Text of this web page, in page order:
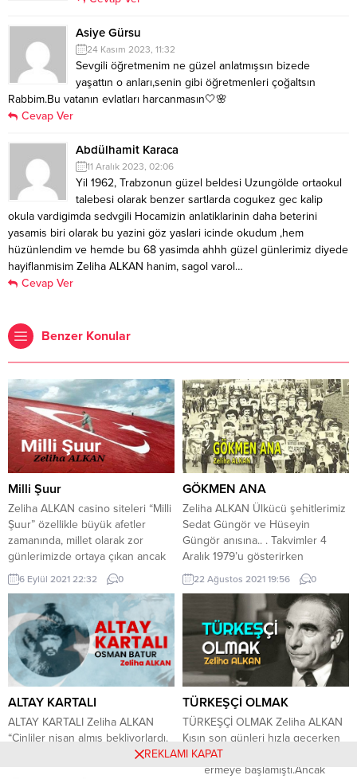
Asiye Gürsu
24 Kasım 2023, 11:32
Sevgili öğretmenim ne güzel anlatmışsın bizede
yaşattın o anları,senin gibi öğretmenleri çoğaltsın
Rabbim.Bu vatanın evlatları harcanmasın🤍🌸
Cevap Ver
Abdülhamit Karaca
11 Aralık 2023, 02:06
Yil 1962, Trabzonun güzel beldesi Uzungölde ortaokul
talebesi olarak benzer sartlarda cogukez gec kalip
okula vardigimda sedvgili Hocamizin anlatiklarinin daha beterini
yasamis biri olarak bu yazini göz yaslari icinde okudum ,hem
hüzünlendim ve hemde bu 68 yasimda ahhh güzel günlerimiz diyede
hayiflanmisim Zeliha ALKAN hanim, sagol varol…
Cevap Ver
Benzer Konular
Milli Şuur
Zeliha ALKAN casino siteleri “Milli
Şuur” özellikle büyük afetler
zamanında, millet olarak zor
günlerimizde ortaya çıkan ancak
daha sonra unutulan
kavramlardan biridir. Peki nedir
“Milli Şuur”, zaman zaman
hatırlanması yeterli midir yoksa bir
milletin her zaman sahip olması
gereken bir duygu mudur? Bu
soruların cevabını verebilmek için
önce şuur kavramının...
6 Eylül 2021 22:32 0
GÖKMEN ANA
Zeliha ALKAN Ülkücü şehitlerimiz
Sedat Güngör ve Hüseyin
Güngör anısına.. . Takvimler 4
Aralık 1979’u gösterirken
Ankara’nın çetin geçen
kışlarından biri yaşanıyordu.
İnsanın yüzünü yakan kuru ayaza
yerlerde beton ve asfaltla
bütünleşmiş buz parçaları eşlik
ediyordu. Sabahın erken
saatlerinde sokakta sadece okula
gitmek için otobüs bekleyen
öğrenciler ve işyerlerinin yolunu...
22 Ağustos 2021 19:56 0
ALTAY KARTALI
ALTAY KARTALI Zeliha ALKAN
“Çinliler nişan almış bekliyorlardı.
Osman Batur Allahu Ekber dedi
TÜRKEŞÇİ OLMAK
TÜRKEŞÇİ OLMAK Zeliha ALKAN
Kışın son günleri hızla geçerken
ilkbahar yavaş yavaş kendini
göstermeye başlamıştı.Ancak
REKLAMI KAPAT